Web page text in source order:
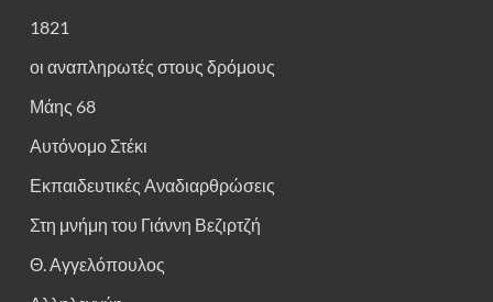
1821
οι αναπληρωτές στους δρόμους
Μάης 68
Αυτόνομο Στέκι
Εκπαιδευτικές Αναδιαρθρώσεις
Στη μνήμη του Γιάννη Βεζιρτζή
Θ. Αγγελόπουλος